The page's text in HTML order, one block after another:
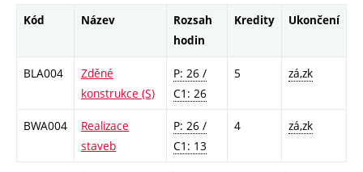
Kód Název
Rozsah
hodin
Kredity Ukončení
BLA004
Zděné
konstrukce (S)
P: 26 /
C1: 26
5 zá,zk
BWA004
Realizace
staveb
P: 26 /
C1: 13
4 zá,zk